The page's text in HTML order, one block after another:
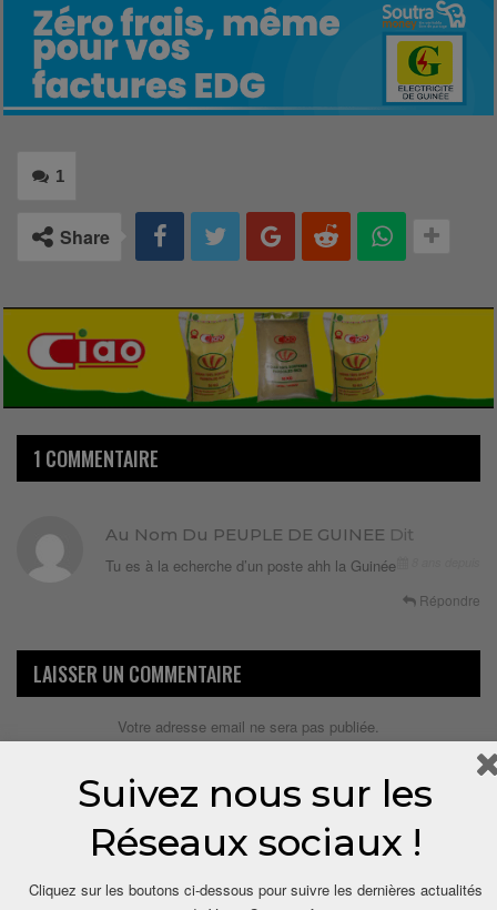
1
Share
1 COMMENTAIRE
Au Nom Du PEUPLE DE GUINEE Dit
Tu es à la echerche d’un poste ahh la Guinée
Répondre
LAISSER UN COMMENTAIRE
Votre adresse email ne sera pas publiée.
Suivez nous sur les
Réseaux sociaux !
Cliquez sur les boutons ci-dessous pour suivre les dernières actualités